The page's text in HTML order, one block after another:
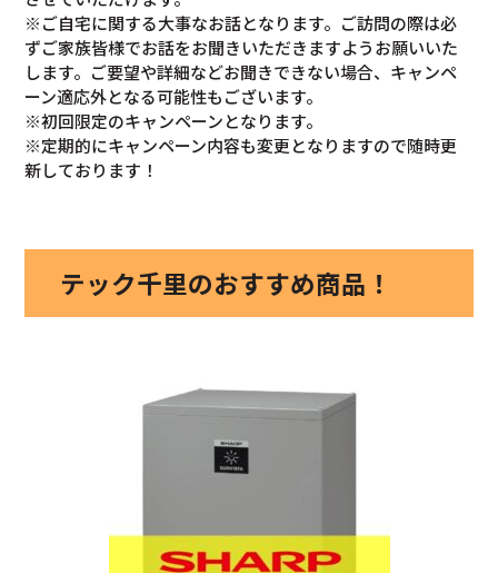
※ご自宅に関する大事なお話となります。ご訪問の際は必
ずご家族皆様でお話をお聞きいただきますようお願いいた
します。ご要望や詳細などお聞きできない場合、キャンペ
ーン適応外となる可能性もございます。
※初回限定のキャンペーンとなります。
※定期的にキャンペーン内容も変更となりますので随時更
新しております！
テック千里のおすすめ商品！